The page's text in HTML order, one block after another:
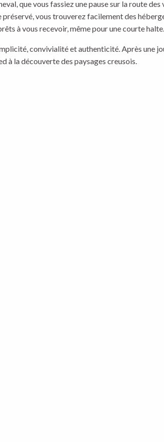
que vous fassiez une pause sur la route
vous trouverez facilement des
à vous recevoir, même pour une courte halte.
convivialité et authenticité. Après une
à la découverte des paysages creusois.